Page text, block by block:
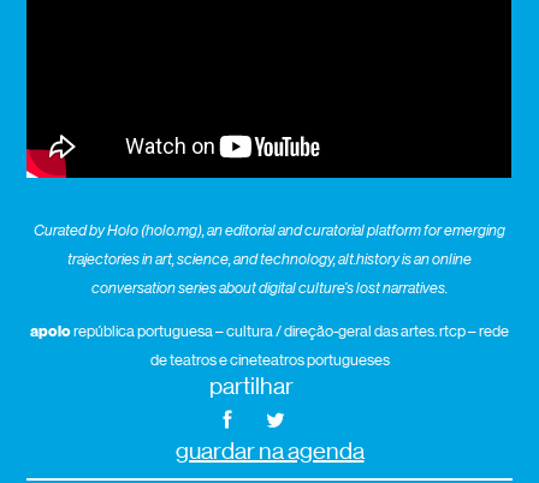
Curated by Holo (holo.mg), an editorial and curatorial platform for emerging
trajectories in art, science, and technology, alt.history is an online
conversation series about digital culture’s lost narratives.
apoiorepública portuguesa – cultura / direção-geral das artes. rtcp – rede
de teatros e cineteatros portugueses
partilhar
guardar na agenda